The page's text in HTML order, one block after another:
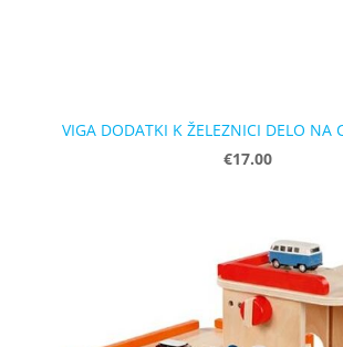
VIGA DODATKI K ŽELEZNICI DELO NA
€17.00